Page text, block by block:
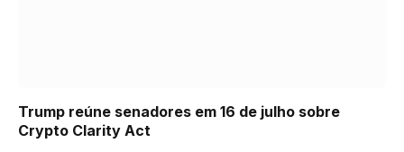
Trump reúne senadores em 16 de julho sobre
Crypto Clarity Act